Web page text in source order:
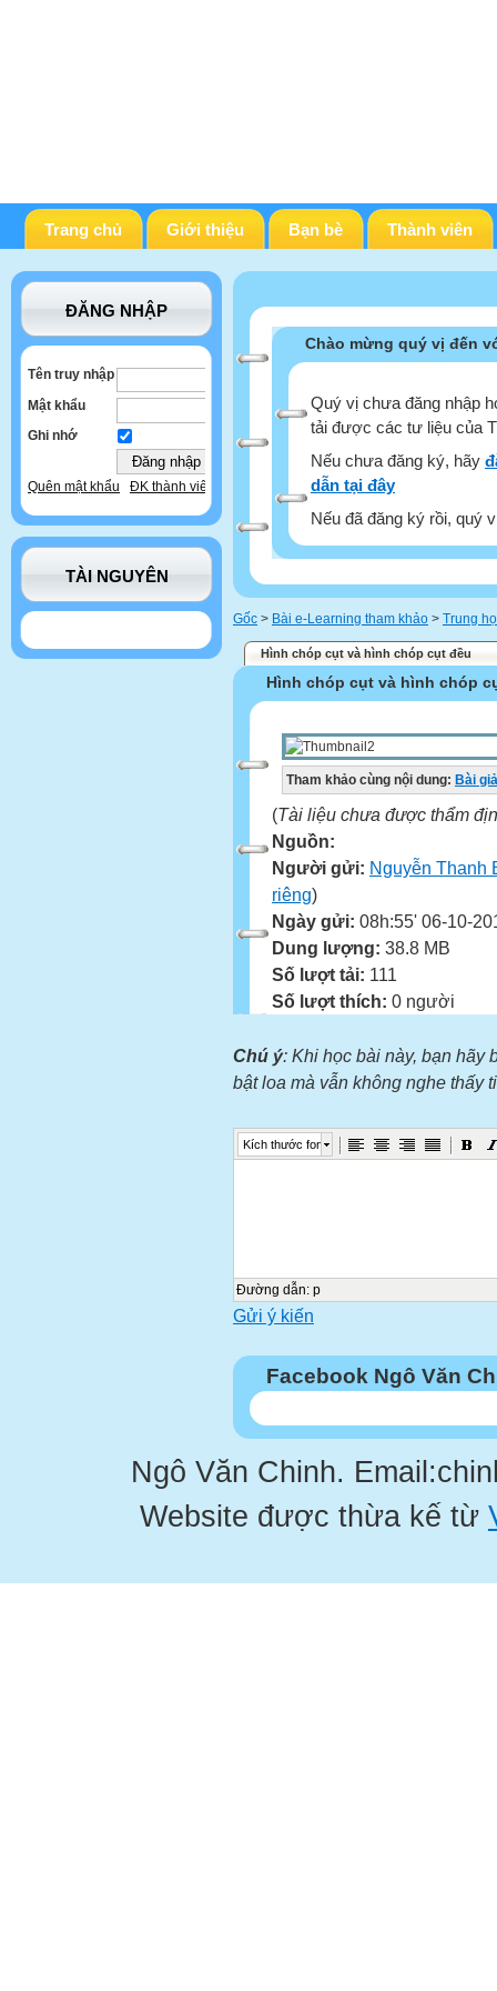
Trang chủ Giới thiệu Bạn bè Thành viên
ĐĂNG NHẬP
Tên truy nhập
Mật khẩu
Ghi nhớ
Quên mật khẩu ĐK thành viên
TÀI NGUYÊN
Chào mừng quý vị đến
Quý vị chưa đăng nhập
tải được các tư liệu của
Nếu chưa đăng ký, hãy
dẫn tại đây
Nếu đã đăng ký rồi, quý
Gốc > Bài e-Learning tham khảo > Trung
Hình chóp cụt và hình chóp cụt đều
Hình chóp cụt và hình chóp
Tham khảo cùng nội dung: Bài
(Tài liệu chưa được thẩm
Nguồn:
Người gửi: Nguyễn Thanh
riêng)
Ngày gửi: 08h:55' 06-10-
Dung lượng: 38.8 MB
Số lượt tải: 111
Số lượt thích: 0 người
Chú ý: Khi học bài này, bạn hãy
bật loa mà vẫn không nghe thấy
Kích thước font
Đường dẫn: p
Gửi ý kiến
Facebook Ngô Văn
Ngô Văn Chinh.
Website được thừa kế từ